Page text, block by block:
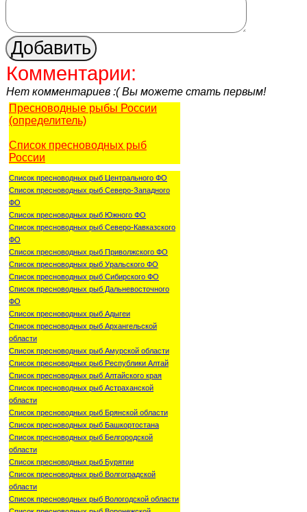
Комментарии:
Нет комментариев :( Вы можете стать первым!
Пресноводные рыбы России
(определитель)
Список пресноводных рыб
России
Список пресноводных рыб Центрального ФО
Список пресноводных рыб Северо-Западного
ФО
Список пресноводных рыб Южного ФО
Список пресноводных рыб Северо-Кавказского
ФО
Список пресноводных рыб Приволжского ФО
Список пресноводных рыб Уральского ФО
Список пресноводных рыб Сибирского ФО
Список пресноводных рыб Дальневосточного
ФО
Список пресноводных рыб Адыгеи
Список пресноводных рыб Архангельской
области
Список пресноводных рыб Амурской области
Список пресноводных рыб Республики Алтай
Список пресноводных рыб Алтайского края
Список пресноводных рыб Астраханской
области
Список пресноводных рыб Брянской области
Список пресноводных рыб Башкортостана
Список пресноводных рыб Белгородской
области
Список пресноводных рыб Бурятии
Список пресноводных рыб Волгоградской
области
Список пресноводных рыб Вологодской области